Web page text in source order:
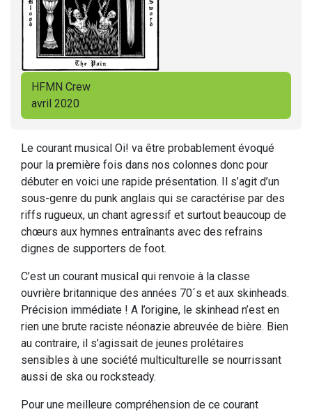
HFMN Crew
avril 2020
Le courant musical Oi! va être probablement évoqué
pour la première fois dans nos colonnes donc pour
débuter en voici une rapide présentation. Il s’agit d’un
sous-genre du punk anglais qui se caractérise par des
riffs rugueux, un chant agressif et surtout beaucoup de
chœurs aux hymnes entraînants avec des refrains
dignes de supporters de foot.
C’est un courant musical qui renvoie à la classe
ouvrière britannique des années 70´s et aux skinheads.
Précision immédiate ! A l’origine, le skinhead n’est en
rien une brute raciste néonazie abreuvée de bière. Bien
au contraire, il s’agissait de jeunes prolétaires
sensibles à une société multiculturelle se nourrissant
aussi de ska ou rocksteady.
Pour une meilleure compréhension de ce courant